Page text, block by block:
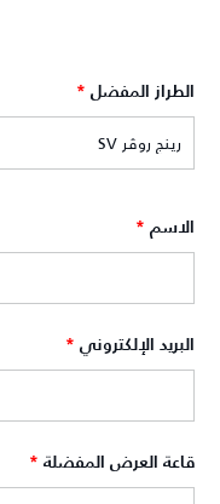
الطراز المفضل *
الاسم *
البريد الإلكتروني *
قاعة العرض المفضلة *